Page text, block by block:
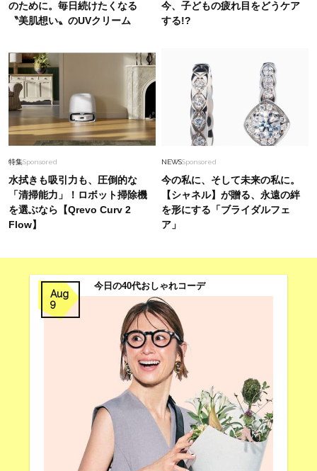
のために。毎日続けたくなる
〝美肌想い〟のUVクリーム
今、子どもの疲れ目をどうケア
する!?
特集Sponsored
水拭きも吸引力も、圧倒的な
「清掃能力」！ロボット掃除機
を選ぶなら【Qrevo Curv 2
Flow】
NEWSSponsored
今の私に、そして未来の私に。
【シャネル】が贈る、永遠の絆
を形にする「ブライダルフェ
ア」
Aug
9
今日の40代おしゃれコーデ